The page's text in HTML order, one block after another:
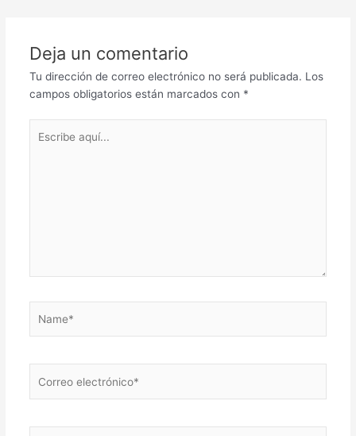
Deja un comentario
Tu dirección de correo electrónico no será publicada. Los
campos obligatorios están marcados con *
aquí...
electrónico*